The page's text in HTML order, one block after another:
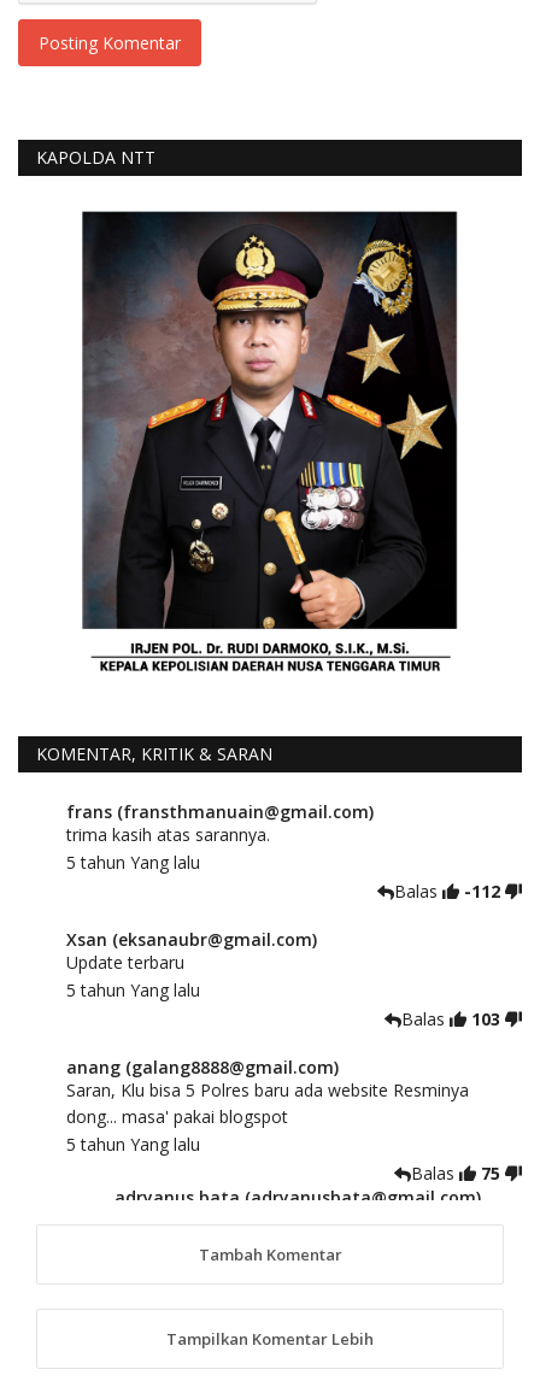
Posting Komentar
KAPOLDA NTT
KOMENTAR, KRITIK & SARAN
frans (fransthmanuain@gmail.com)
trima kasih atas sarannya.
5 tahun Yang lalu
Balas
-112
Xsan (eksanaubr@gmail.com)
Update terbaru
5 tahun Yang lalu
Balas
103
anang (galang8888@gmail.com)
Saran, Klu bisa 5 Polres baru ada website Resminya
dong... masa' pakai blogspot
5 tahun Yang lalu
Balas
75
adryanus bata (adryanusbata@gmail.com)
TKS atas saran dan masukannya, akan kami
tindaklanjuti
anggy (anakkaos@gmail.com)
Kami perantu bisa baca langsung terkait Pilkada Sumba
Tambah Komentar
Tampilkan Komentar Lebih